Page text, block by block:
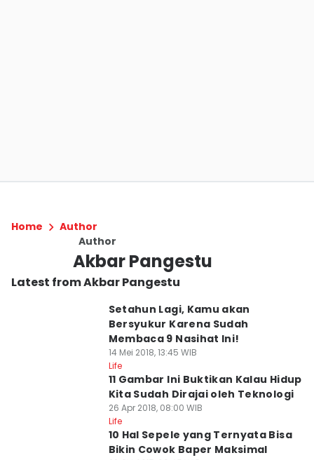
Home
Author
Author
Akbar Pangestu
Latest from Akbar Pangestu
Setahun Lagi, Kamu akan
Bersyukur Karena Sudah
Membaca 9 Nasihat Ini!
14 Mei 2018, 13:45 WIB
Life
11 Gambar Ini Buktikan Kalau Hidup
Kita Sudah Dirajai oleh Teknologi
26 Apr 2018, 08:00 WIB
Life
10 Hal Sepele yang Ternyata Bisa
Bikin Cowok Baper Maksimal